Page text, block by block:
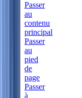
Passer
au
contenu
principal
Passer
au
pied
de
page
Passer
à